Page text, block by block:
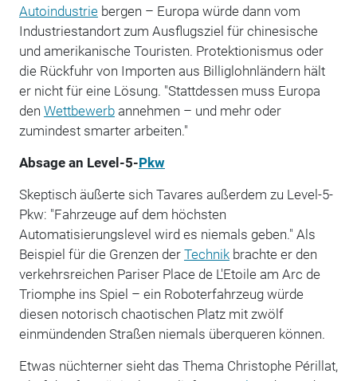
Autoindustriebergen – Europa würde dann vom
Industriestandort zum Ausflugsziel für chinesische
und amerikanische Touristen. Protektionismus oder
die Rückfuhr von Importen aus Billiglohnländern hält
er nicht für eine Lösung. "Stattdessen muss Europa
den Wettbewerbannehmen – und mehr oder
zumindest smarter arbeiten."
Absage an Level-5-Pkw
Skeptisch äußerte sich Tavares außerdem zu Level-5-
Pkw: "Fahrzeuge auf dem höchsten
Automatisierungslevel wird es niemals geben." Als
Beispiel für die Grenzen der Technikbrachte er den
verkehrsreichen Pariser Place de L'Etoile am Arc de
Triomphe ins Spiel – ein Roboterfahrzeug würde
diesen notorisch chaotischen Platz mit zwölf
einmündenden Straßen niemals überqueren können.
Etwas nüchterner sieht das Thema Christophe Périllat,